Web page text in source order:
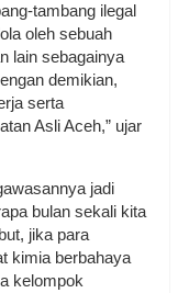
tambang ilegal
oleh sebuah
lain sebagainya
demikian,
serta
Asli Aceh,” ujar
jadi
bulan sekali kita
jika para
kimia berbahaya
kelompok